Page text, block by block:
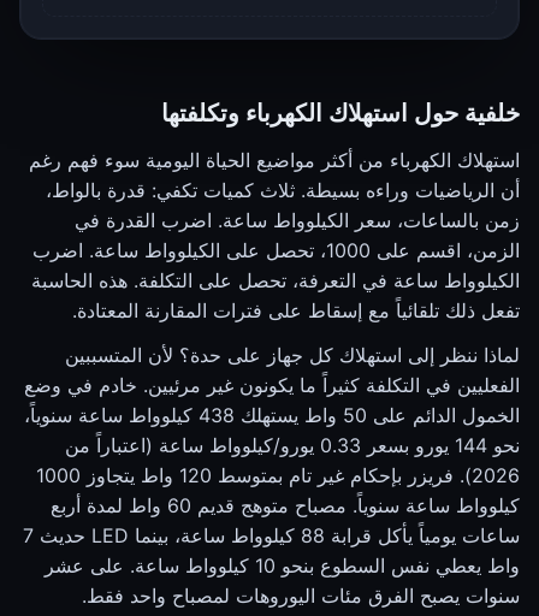
خلفية حول استهلاك الكهرباء وتكلفتها
استهلاك الكهرباء من أكثر مواضيع الحياة اليومية سوء فهم رغم
أن الرياضيات وراءه بسيطة. ثلاث كميات تكفي: قدرة بالواط،
زمن بالساعات، سعر الكيلوواط ساعة. اضرب القدرة في
الزمن، اقسم على 1000، تحصل على الكيلوواط ساعة. اضرب
الكيلوواط ساعة في التعرفة، تحصل على التكلفة. هذه الحاسبة
تفعل ذلك تلقائياً مع إسقاط على فترات المقارنة المعتادة.
لماذا ننظر إلى استهلاك كل جهاز على حدة؟ لأن المتسببين
الفعليين في التكلفة كثيراً ما يكونون غير مرئيين. خادم في وضع
الخمول الدائم على 50 واط يستهلك 438 كيلوواط ساعة سنوياً،
نحو 144 يورو بسعر 0.33 يورو/كيلوواط ساعة (اعتباراً من
2026). فريزر بإحكام غير تام بمتوسط 120 واط يتجاوز 1000
كيلوواط ساعة سنوياً. مصباح متوهج قديم 60 واط لمدة أربع
ساعات يومياً يأكل قرابة 88 كيلوواط ساعة، بينما LED حديث 7
واط يعطي نفس السطوع بنحو 10 كيلوواط ساعة. على عشر
سنوات يصبح الفرق مئات اليوروهات لمصباح واحد فقط.